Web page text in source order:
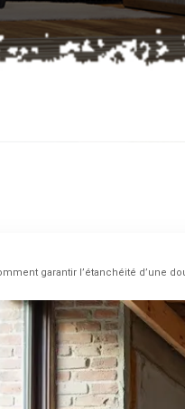
garantir l’étanchéité d’une